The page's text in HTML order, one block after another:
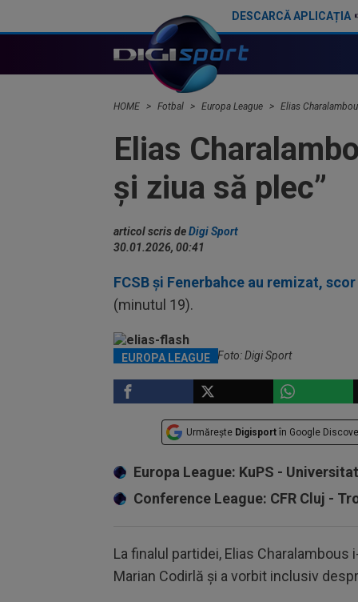
DESCARCĂ APLICAȚIA
HOME Fotbal Europa League Elias
Elias
și ziua să plec”
articol scris deDigi Sport
30.01.2026, 00:41
FCSB și Fenerbahce au remizat, scor
(minutul 19).
EUROPA LEAGUE
Elias Charalambous / Foto: Digi Sport
Urmărește Digisport în Google
Europa League: KuPS -
Conference League: CFR Cluj -
La finalul partidei, Elias
Marian Codirlă și a vorbit inclusiv